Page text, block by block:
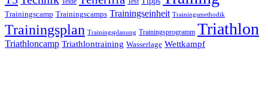
Trainingscamp Trainingscamps Trainingseinheit Trainingsmethodik
Trainingsplan Trainingsplanung Trainingsprogramm Triathlon
Triathloncamp Triathlontraining Wasserlage Wettkampf